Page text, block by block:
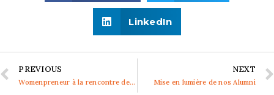
LinkedIn
PREVIOUS
Womenpreneur à la rencontre des talents féminins
NEXT
Mise en lumière de nos Alumni